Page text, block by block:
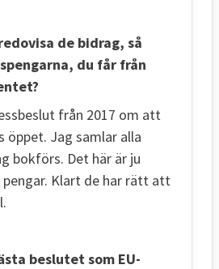
de bidrag, så
du får från
från 2017 om att
öppet. Jag samlar alla
bokförs. Det här är ju
Klart de har rätt att
beslutet som EU-